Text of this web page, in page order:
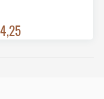
4,25